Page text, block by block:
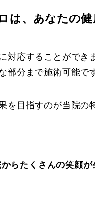
は、あなたの
対応することができ
部分まで施術可能で
を目指すのが当院の
からたくさんの笑顔が